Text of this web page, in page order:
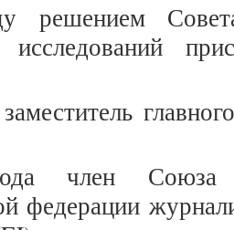
решением
исследований
член Союза
федерации